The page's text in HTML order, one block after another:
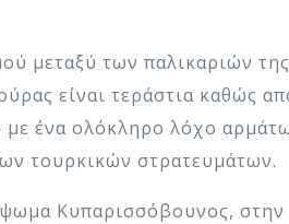
μεταξύ των παλικαριών
είναι τεράστια καθώς
με ένα ολόκληρο λόχο
τουρκικών στρατευμάτων.
Κυπαρισσόβουνος, στην